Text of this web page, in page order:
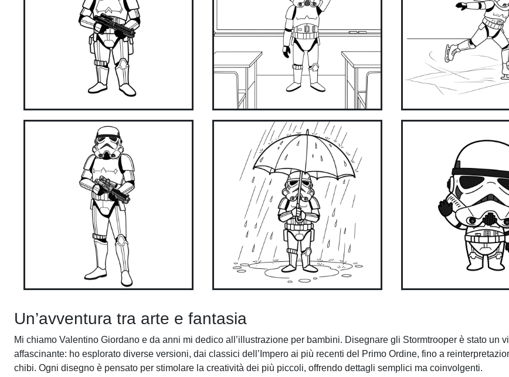
Un’avventura tra arte e fantasia
Mi chiamo Valentino Giordano e da anni mi dedico all’illustrazione per bambini. Disegnare gli Stormtrooper è stato un
affascinante: ho esplorato diverse versioni, dai classici dell’Impero ai più recenti del Primo Ordine, fino a
chibi. Ogni disegno è pensato per stimolare la creatività dei più piccoli, offrendo dettagli semplici ma coinvolgenti.